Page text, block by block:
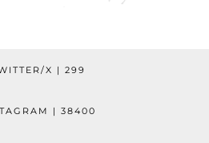
X | 299
| 38400